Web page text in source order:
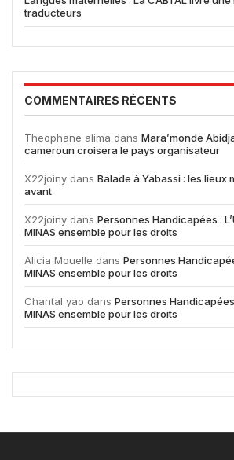
traducteurs
COMMENTAIRES RÉCENTS
Theophane alima dans Mara’monde
cameroun croisera le pays organisateur
X22joiny dans Balade à Yabassi : les lieux
avant
X22joiny dans Personnes Handicapées :
MINAS ensemble pour les droits
Alicia Mouelle dans Personnes
MINAS ensemble pour les droits
Chantal yao dans Personnes Handicapées
MINAS ensemble pour les droits